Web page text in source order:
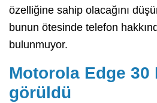
özelliğine sahip olacağını
bunun ötesinde telefon
bulunmuyor.
Motorola Edge 30
görüldü